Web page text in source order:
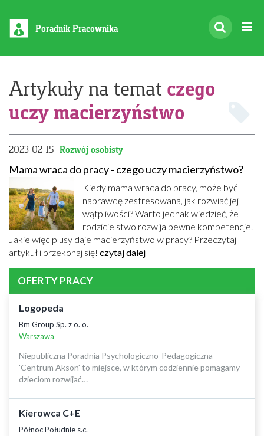
Poradnik Pracownika
Artykuły na temat czego
uczy macierzyństwo
2023-02-15 Rozwój osobisty
Mama wraca do pracy - czego uczy macierzyństwo?
Kiedy mama wraca do pracy, może być
naprawdę zestresowana, jak rozwiać jej
wątpliwości? Warto jednak wiedzieć, że
rodzicielstwo rozwija pewne kompetencje.
Jakie więc plusy daje macierzyństwo w pracy? Przeczytaj
artykuł i przekonaj się! czytaj dalej
OFERTY PRACY
Logopeda
Bm Group Sp. z o. o.
Warszawa
Niepubliczna Poradnia Psychologiczno-Pedagogiczna
'Centrum Akson' to miejsce, w którym codziennie pomagamy
dzieciom rozwijać…
Kierowca C+E
Północ Południe s.c.